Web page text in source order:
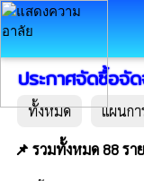
ประกาศจัดซื้อจั
ทั้งหมด แผนกา
📌 รวมทั้งหมด 88 รา